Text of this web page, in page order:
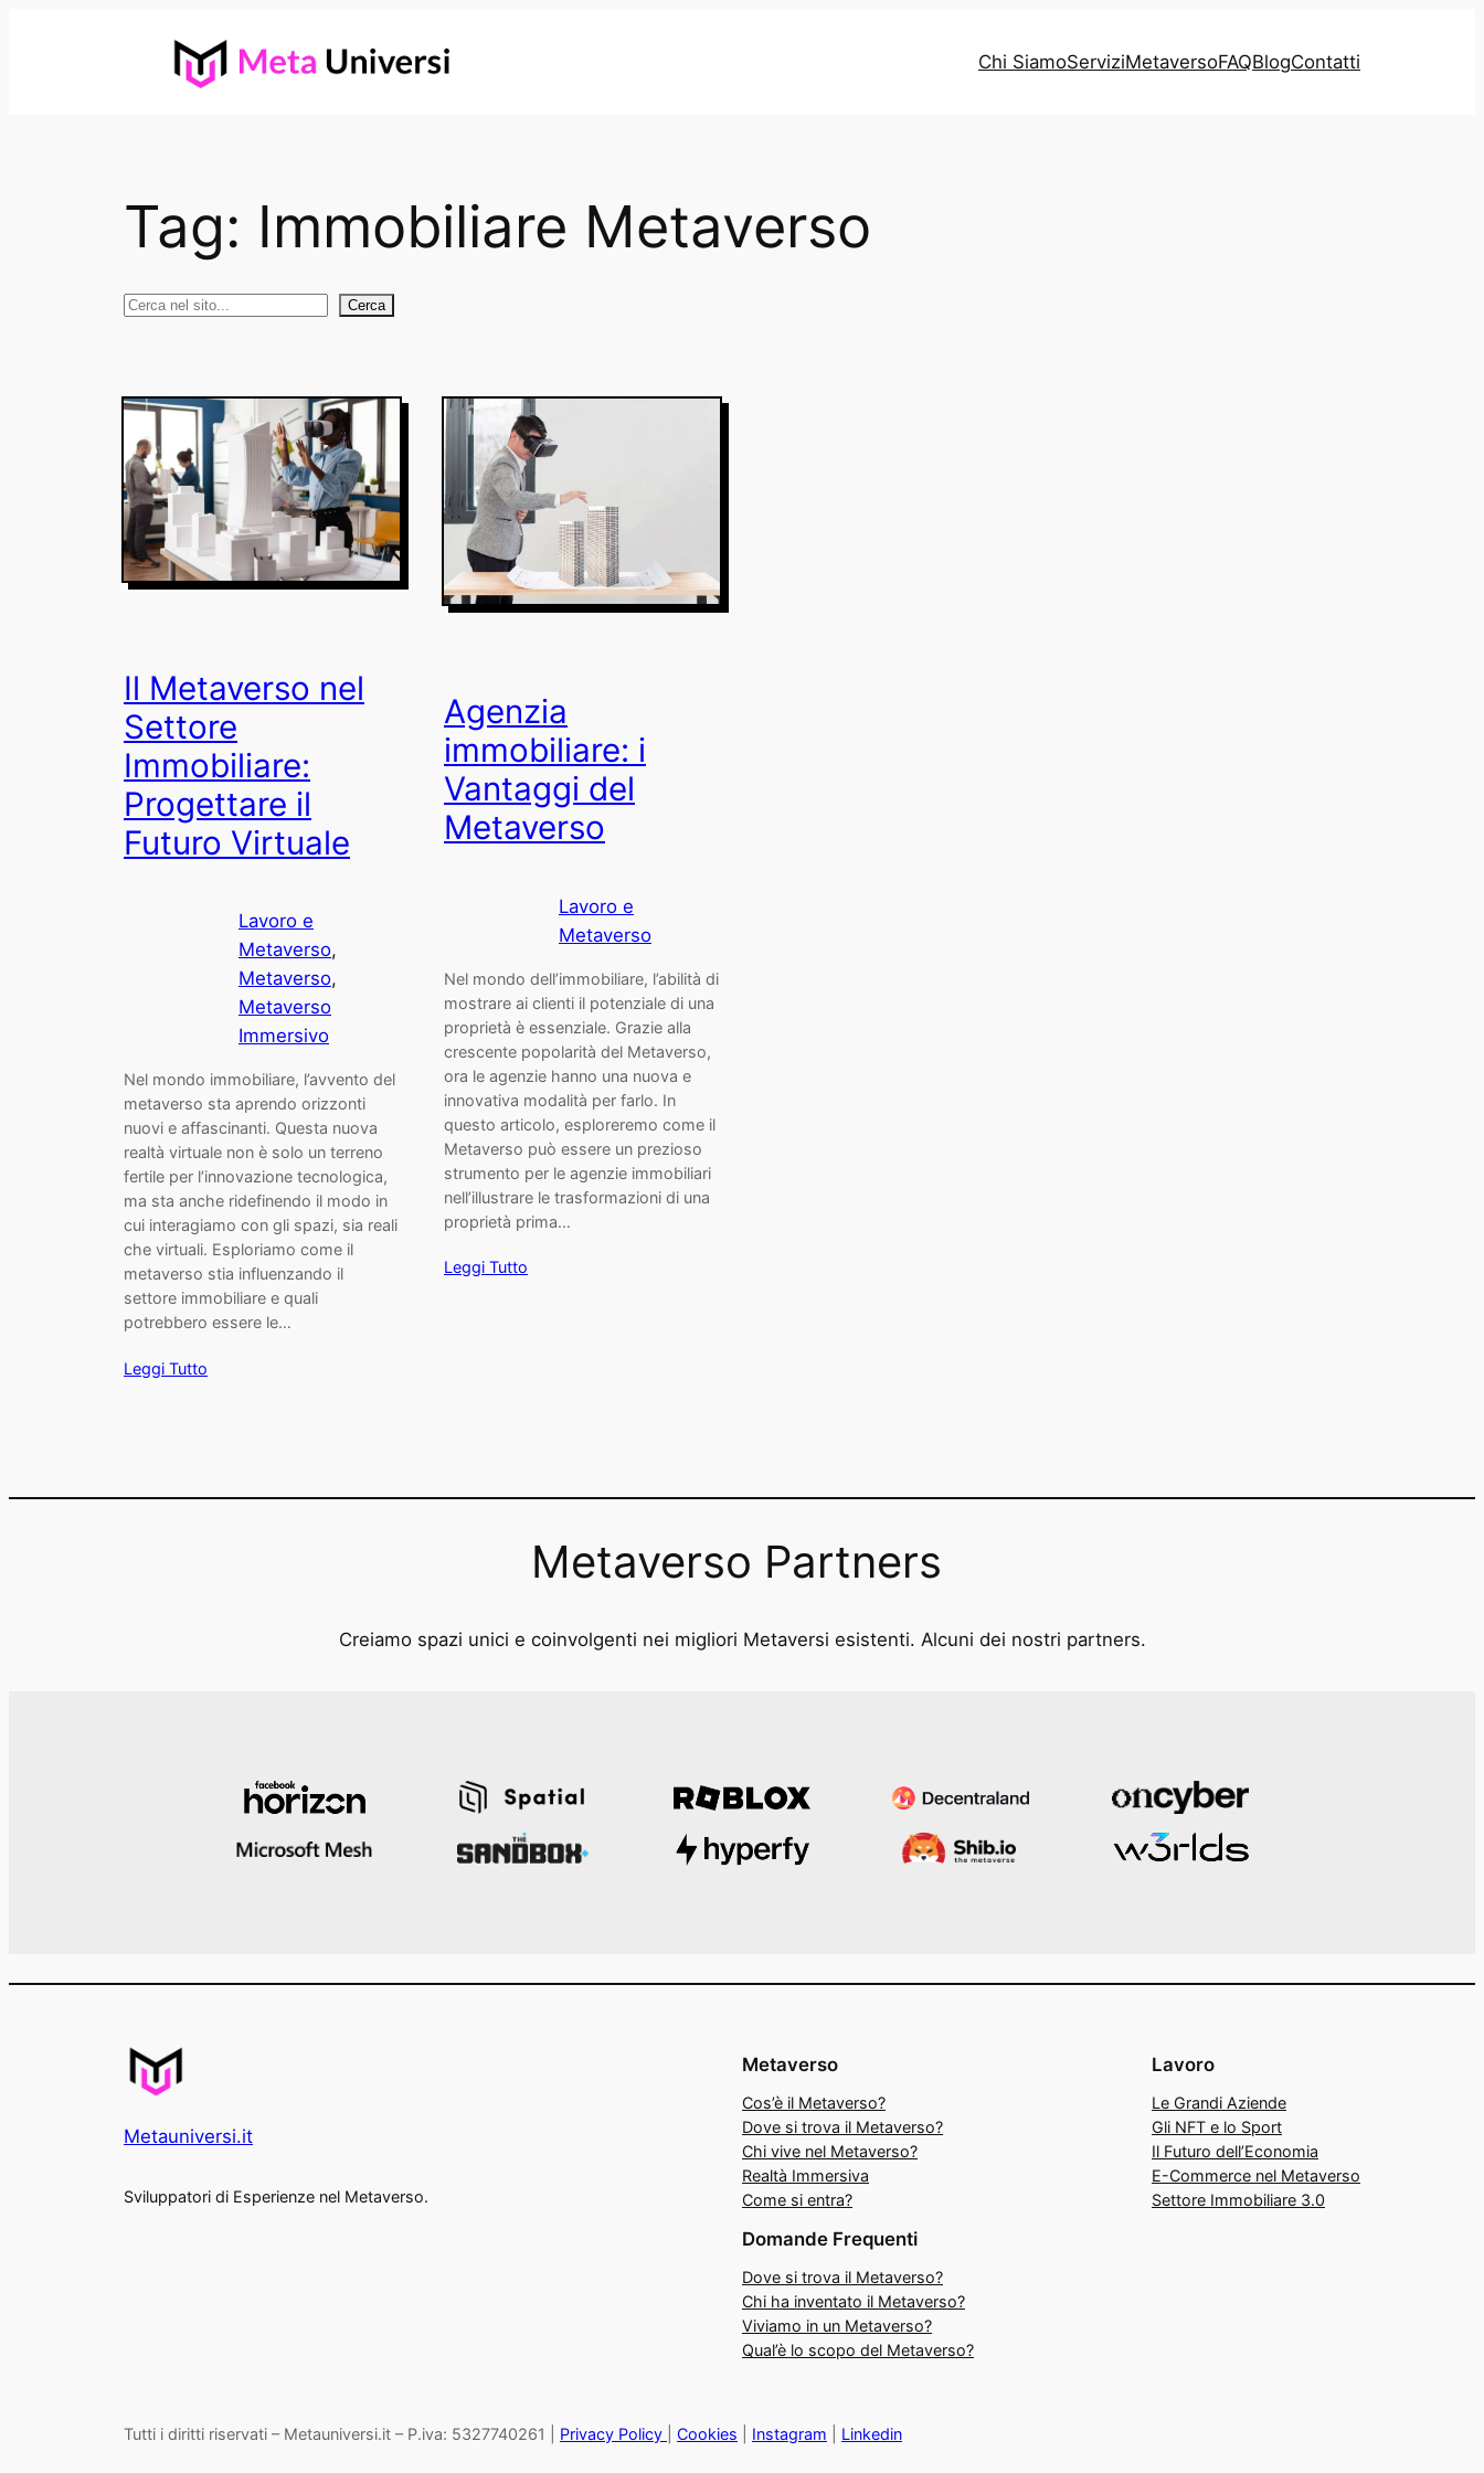
Chi SiamoServiziMetaversoFAQBlogContatti
Tag: Immobiliare Metaverso
Cerca Cerca
Il Metaverso nel
Settore
Immobiliare:
Progettare il
Futuro Virtuale
Lavoro e
Metaverso
Metaverso
Metaverso
Immersivo
Nel mondo immobiliare, l’avvento del
metaverso sta aprendo orizzonti
nuovi e affascinanti. Questa nuova
realtà virtuale non è solo un terreno
fertile per l’innovazione tecnologica,
ma sta anche ridefinendo il modo in
cui interagiamo con gli spazi, sia reali
che virtuali. Esploriamo come il
metaverso stia influenzando il
settore immobiliare e quali
potrebbero essere le…
Leggi Tutto
Agenzia
immobiliare: i
Vantaggi del
Metaverso
Lavoro e
Metaverso
Nel mondo dell’immobiliare, l’abilità di
mostrare ai clienti il potenziale di una
proprietà è essenziale. Grazie alla
crescente popolarità del Metaverso,
ora le agenzie hanno una nuova e
innovativa modalità per farlo. In
questo articolo, esploreremo come il
Metaverso può essere un prezioso
strumento per le agenzie immobiliari
nell’illustrare le trasformazioni di una
proprietà prima…
Leggi Tutto
Metaverso Partners
Creiamo spazi unici e coinvolgenti nei migliori Metaversi esistenti. Alcuni dei nostri partners.
Metauniversi.it
Sviluppatori di Esperienze nel Metaverso.
Metaverso
Cos’è il Metaverso?
Dove si trova il Metaverso?
Chi vive nel Metaverso?
Realtà Immersiva
Come si entra?
Lavoro
Le Grandi Aziende
Gli NFT e lo Sport
Il Futuro dell’Economia
E-Commerce nel Metaverso
Settore Immobiliare 3.0
Domande Frequenti
Dove si trova il Metaverso?
Chi ha inventato il Metaverso?
Viviamo in un Metaverso?
Qual’è lo scopo del Metaverso?
Tutti i diritti riservati – Metauniversi.it – P.iva: 5327740261 | Privacy Policy Cookies Instagram Linkedin